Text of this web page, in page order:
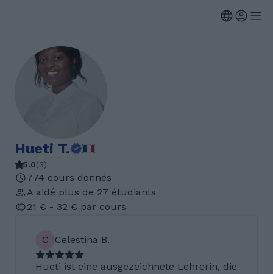
Hueti T.
5.0(3)
774 cours donnés
A aidé plus de 27 étudiants
21 € - 32 € par cours
C Celestina B.
Hueti ist eine ausgezeichnete Lehrerin, die